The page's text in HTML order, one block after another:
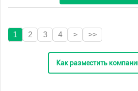
1 2 3 4 > >>
Как разместить